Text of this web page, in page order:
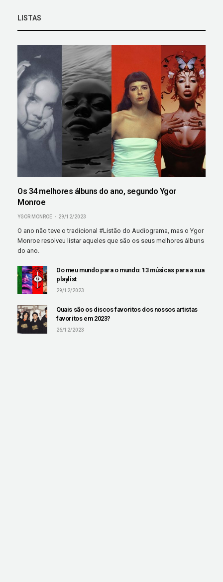
LISTAS
Os 34 melhores álbuns do ano, segundo Ygor
Monroe
YGOR MONROE 29/12/2023
O ano não teve o tradicional #Listão do Audiograma, mas o Ygor
Monroe resolveu listar aqueles que são os seus melhores álbuns
do ano.
Do meu mundo para o mundo: 13 músicas para a sua
playlist
29/12/2023
Quais são os discos favoritos dos nossos artistas
favoritos em 2023?
26/12/2023